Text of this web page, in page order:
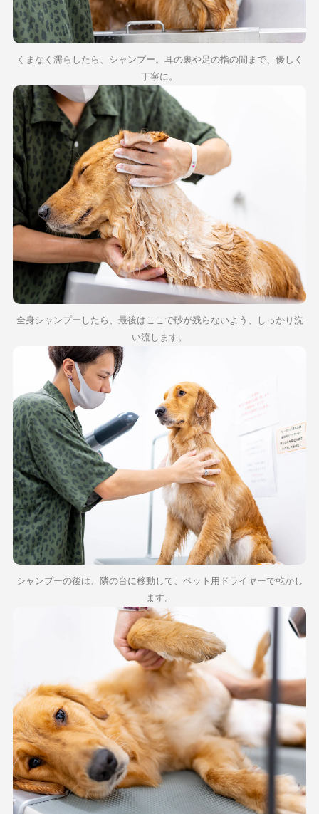
くまなく濡らしたら、シャンプー。耳の裏や足の指の間まで、優しく
丁寧に。
全身シャンプーしたら、最後はここで砂が残らないよう、しっかり洗
い流します。
シャンプーの後は、隣の台に移動して、ペット用ドライヤーで乾かし
ます。